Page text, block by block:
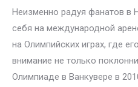
Неизменно радуя фанатов в
себя на международной
на Олимпийских играх, где
внимание не только
Олимпиаде в Ванкувере в